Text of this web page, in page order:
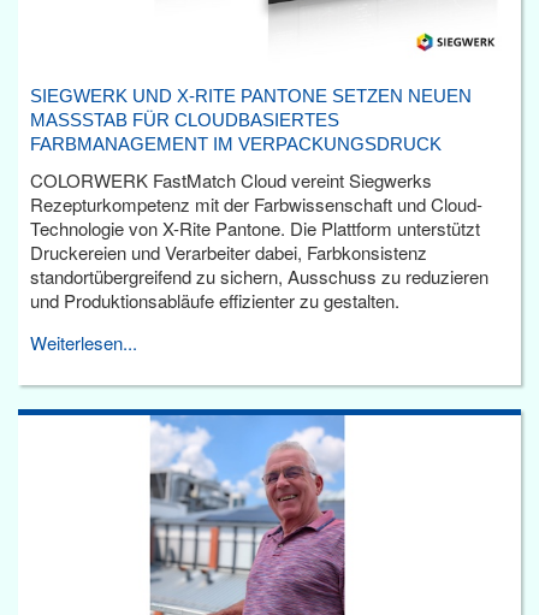
SIEGWERK UND X-RITE PANTONE SETZEN NEUEN
MASSSTAB FÜR CLOUDBASIERTES F
ARBMANAGEMENT IM VERPACKUNGSDRUCK
COLORWERK FastMatch Cloud vereint Siegwerks
Rezepturkompetenz mit der Farbwissenschaft und Cloud-
Technologie von X-Rite Pantone. Die Plattform unterstützt
Druckereien und Verarbeiter dabei, Farbkonsistenz
standortübergreifend zu sichern, Ausschuss zu reduzieren
und Produktionsabläufe effizienter zu gestalten.
Weiterlesen...